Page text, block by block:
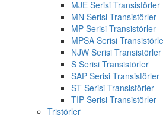
MJE Serisi Transistörler
MN Serisi Transistörler
MP Serisi Transistörler
MPSA Serisi
NJW Serisi Transistörler
S Serisi Transistörler
SAP Serisi Transistörler
ST Serisi Transistörler
TIP Serisi Transistörler
Tristörler